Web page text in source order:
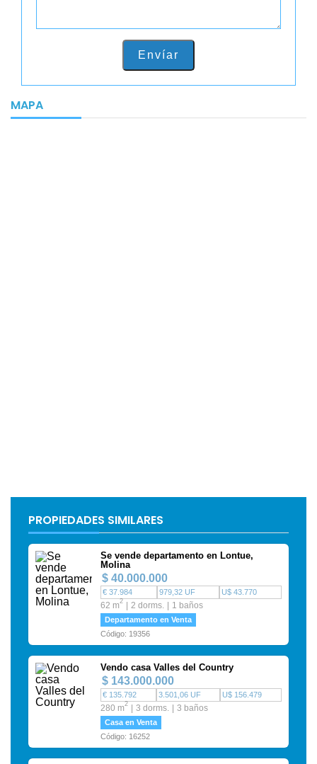
Envíar
MAPA
PROPIEDADES SIMILARES
Se vende departamento en Lontue,
Molina
$ 40.000.000
€ 37.984 979,32 UF U$ 43.770
62 m2 2 dorms. 1 baños
Departamento en Venta
Código: 19356
Vendo casa Valles del Country
$ 143.000.000
€ 135.792 3.501,06 UF U$ 156.479
280 m2 3 dorms. 3 baños
Casa en Venta
Código: 16252